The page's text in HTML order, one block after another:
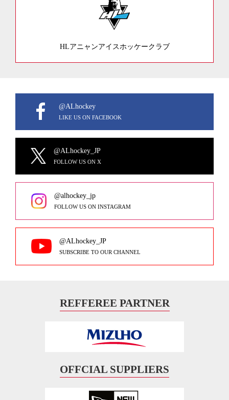
HLアニャンアイスホッケークラブ
@ALhockey
LIKE US ON FACEBOOK
@ALhockey_JP
FOLLOW US ON X
@alhockey_jp
FOLLOW US ON INSTAGRAM
@ALhockey_JP
SUBSCRIBE TO OUR CHANNEL
REFFEREE PARTNER
OFFCIAL SUPPLIERS